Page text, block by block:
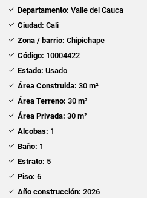
Departamento: Valle del Cauca
Ciudad: Cali
Zona / barrio: Chipichape
Código: 10004422
Estado: Usado
Área Construida: 30 m²
Área Terreno: 30 m²
Área Privada: 30 m²
Alcobas: 1
Baño: 1
Estrato: 5
Piso: 6
Año construcción: 2026